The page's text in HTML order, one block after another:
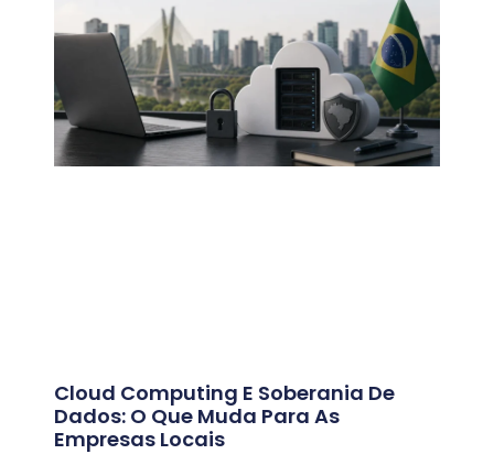
Cloud Computing E Soberania De
Dados: O Que Muda Para As
Empresas Locais